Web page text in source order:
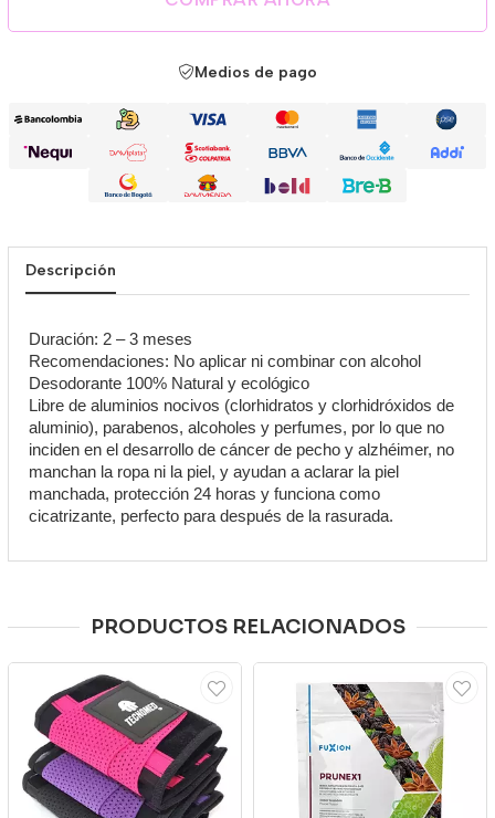
Medios de pago
Descripción
Duración: 2 – 3 meses
Recomendaciones: No aplicar ni combinar con alcohol
Desodorante 100% Natural y ecológico
Libre de aluminios nocivos (clorhidratos y clorhidróxidos de
aluminio), parabenos, alcoholes y perfumes, por lo que no
inciden en el desarrollo de cáncer de pecho y alzhéimer, no
manchan la ropa ni la piel, y ayudan a aclarar la piel
manchada, protección 24 horas y funciona como
cicatrizante, perfecto para después de la rasurada.
PRODUCTOS RELACIONADOS